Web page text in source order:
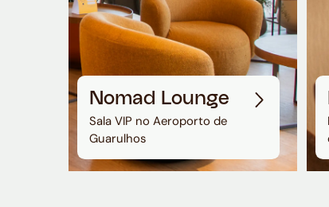
Nomad Lounge
Sala VIP no Aeroporto de
Guarulhos